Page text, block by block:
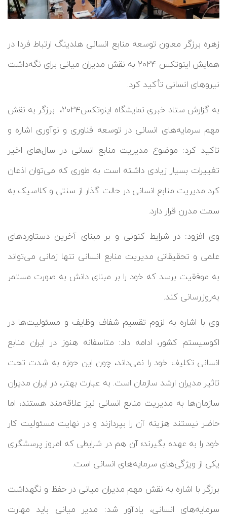
زهره برزگر معاون توسعه منابع انسانی هلدینگ ارتباط فردا در
همایش اینوتکس ۲۰۲۴ به نقش مدیران میانی برای نگه‌داشت
نیروهای انسانی تأکید کرد.
به گزارش ستاد خبری نمایشگاه اینوتکس۲۰۲۴، برزگر به نقش
مهم سرمایه‌های انسانی در توسعه فناوری و نوآوری اشاره و
تاکید کرد: موضوع مدیریت منابع انسانی در سال‌های اخیر
تغییرات بسیار زیادی داشته است به طوری که می‌توان اذعان
کرد مدیریت منابع انسانی در حالت گذار از سنتی و کلاسیک به
سمت مدرن قرار دارد.
وی افزود: در شرایط کنونی و بر مبنای آخرین دستاوردهای
علمی و تحقیقاتی مدیریت منابع انسانی تنها زمانی می‌تواند
به موفقیت برسد که خود را بر مبنای دانش به صورت مستمر
به‌روزرسانی کند.
وی با اشاره به لزوم تقسیم شفاف وظایف و مسئولیت‌ها در
اکوسیستم کشور، ادامه داد: متاسفانه هنوز در ایران منابع
انسانی تکلیف خود را نمی‌داند، چون این حوزه به شدت تحت
تاثیر مدیران ارشد سازمان است. به عبارت بهتر، در ایران مدیران
سازمان‌ها به مدیریت منابع انسانی نیز علاقه‌مند هستند، اما
حاضر نیستند هزینه آن را بپردازند و در نهایت مسئولیت کار
خود را به عهده بگیرند؛ آن هم در شرایطی که امروز پرسشگری
یکی از ویژگی‌های سرمایه‌های انسانی است.
برزگر با اشاره به نقش مهم مدیران میانی در حفظ و نگهداشت
سرمایه‌های انسانی، یادآور شد: مدیر میانی باید مهارت